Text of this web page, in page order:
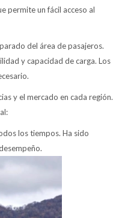
permite un fácil acceso al
del área de pasajeros.
y capacidad de carga. Los
y el mercado en cada región.
los tiempos. Ha sido